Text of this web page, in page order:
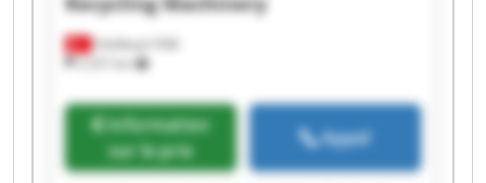
Halilbeyli OSB
2 257 km
Information
sur le prix
Appel